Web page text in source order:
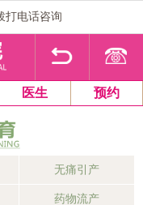
打电话咨询
医生 预约
无痛引产
药物流产